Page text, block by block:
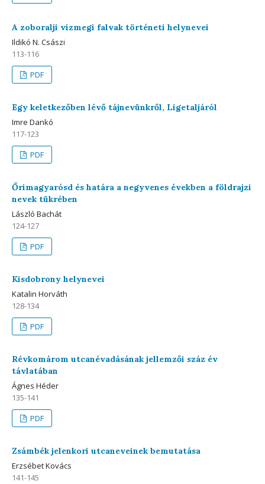
A zoboralji vízmegi falvak történeti helynevei
Ildikó N. Császi
113-116
PDF
Egy keletkezőben lévő tájnevünkről, Ligetaljáról
Imre Dankó
117-123
PDF
Őrimagyarósd és határa a negyvenes években a földrajzi
nevek tükrében
László Bachát
124-127
PDF
Kisdobrony helynevei
Katalin Horváth
128-134
PDF
Révkomárom utcanévadásának jellemzői száz év
távlatában
Ágnes Héder
135-141
PDF
Zsámbék jelenkori utcaneveinek bemutatása
Erzsébet Kovács
141-145